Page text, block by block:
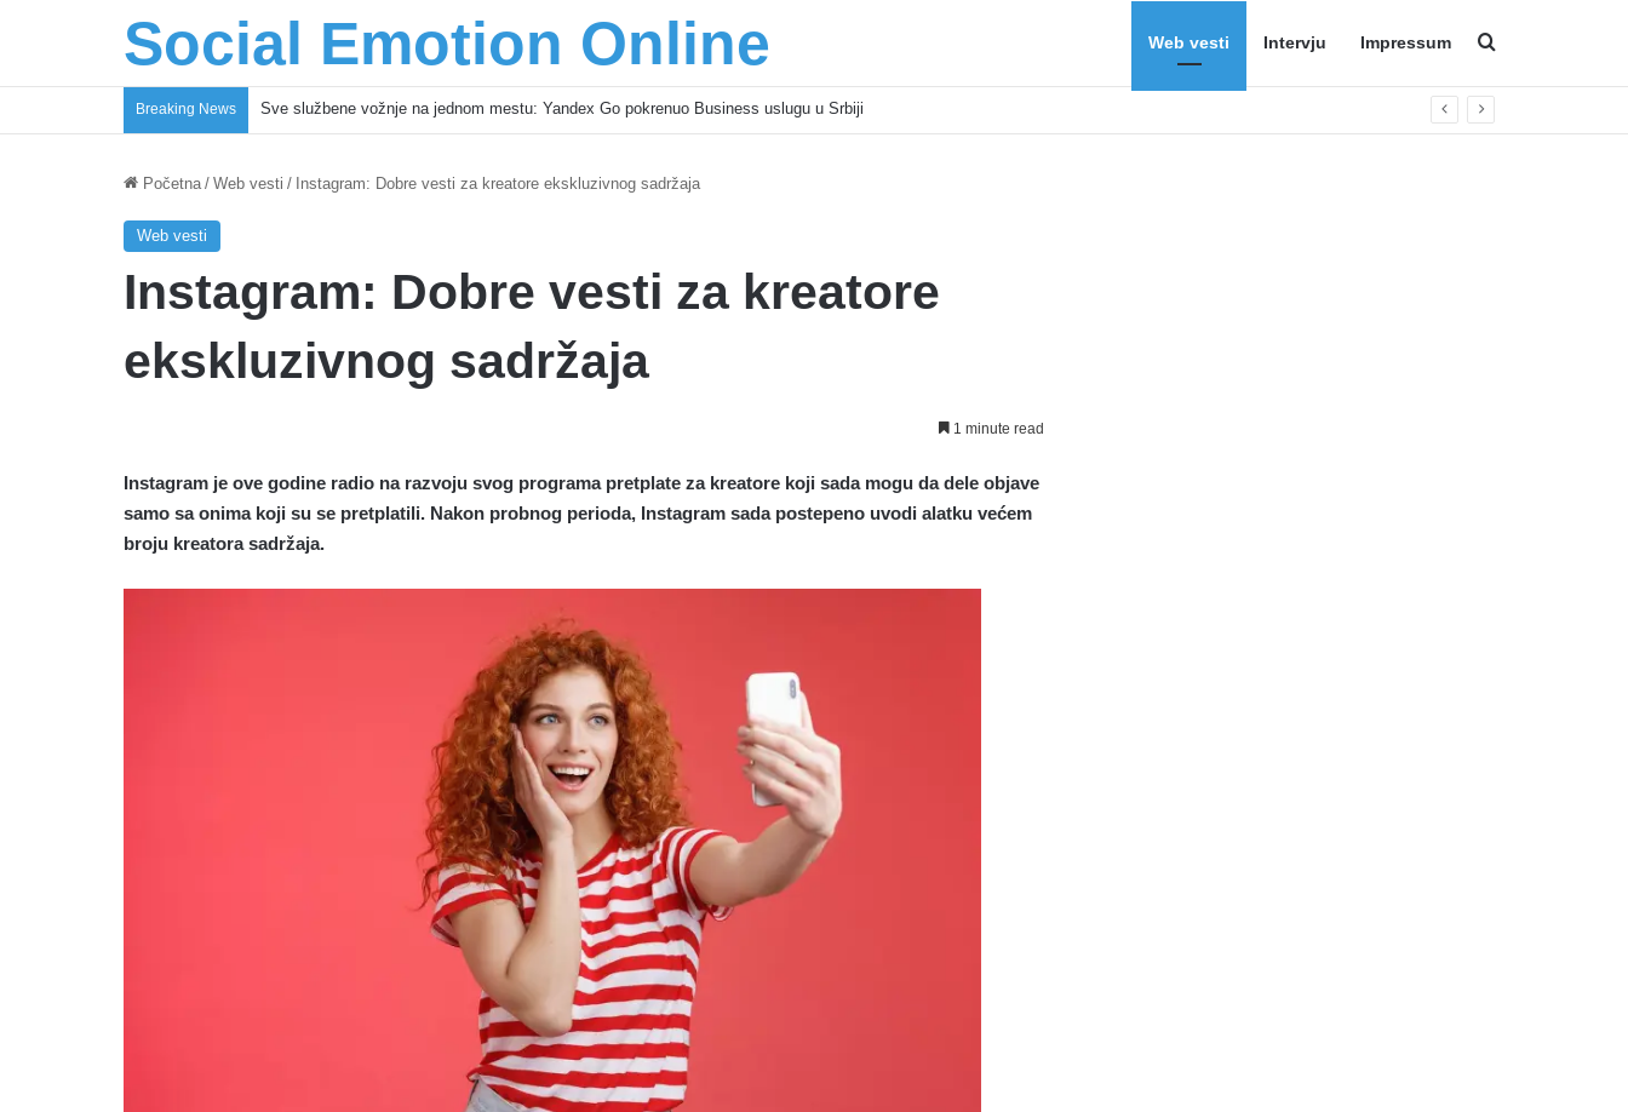
Social Emotion Online Web vesti Intervju Impressum
Breaking News Coca-Cola podrška mladima i Excel Grašić osnažuju mlade u regionu
Početna / Web vesti / Instagram: Dobre vesti za kreatore ekskluzivnog sadržaja
Web vesti
Instagram: Dobre vesti za kreatore
ekskluzivnog sadržaja
1 minute read
Instagram je ove godine radio na razvoju svog programa pretplate za kreatore koji sada mogu da dele objave
samo sa onima koji su se pretplatili. Nakon probnog perioda, Instagram sada postepeno uvodi alatku većem
broju kreatora sadržaja.